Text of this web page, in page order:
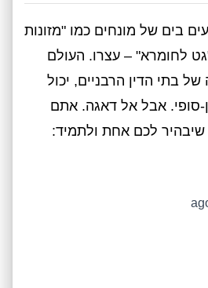
בים של מונחים כמו "מזונות
לחומרא" – עצרו. העולם
בתי הדין הרבניים, יכול
סופי. אבל אל דאגה. אתם
לכם אחת ולתמיד: